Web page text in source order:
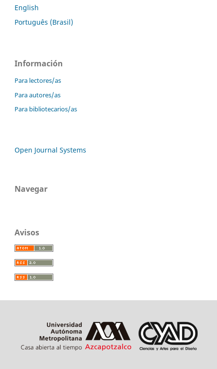
English
Português (Brasil)
Información
Para lectores/as
Para autores/as
Para bibliotecarios/as
Open Journal Systems
Navegar
Avisos